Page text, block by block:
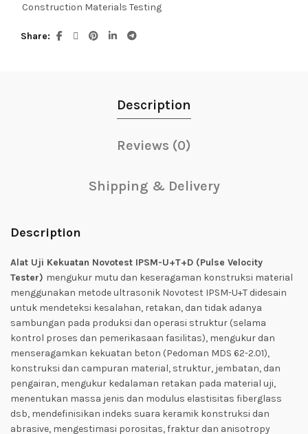
Construction Materials Testing
Share
Description
Reviews (0)
Shipping & Delivery
Description
Alat Uji Kekuatan Novotest IPSM-U+T+D (Pulse Velocity
Tester) mengukur mutu dan keseragaman konstruksi material
menggunakan metode ultrasonik Novotest IPSM-U+T didesain
untuk mendeteksi kesalahan, retakan, dan tidak adanya
sambungan pada produksi dan operasi struktur (selama
kontrol proses dan pemerikasaan fasilitas), mengukur dan
menseragamkan kekuatan beton (Pedoman MDS 62-2.01),
konstruksi dan campuran material, struktur, jembatan, dan
pengairan, mengukur kedalaman retakan pada material uji,
menentukan massa jenis dan modulus elastisitas fiberglass
dsb, mendefinisikan indeks suara keramik konstruksi dan
abrasive, mengestimasi porositas, fraktur dan anisotropy